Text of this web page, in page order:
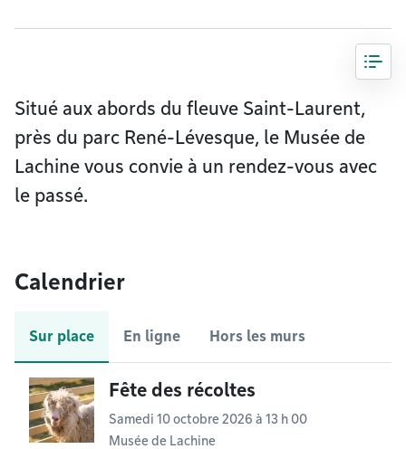
Situé aux abords du fleuve Saint-Laurent,
près du parc René-Lévesque, le Musée de
Lachine vous convie à un rendez-vous avec
le passé.
Calendrier
Sur place En ligne Hors les murs
Fête des récoltes
Samedi 10 octobre 2026 à 13 h 00
Musée de Lachine